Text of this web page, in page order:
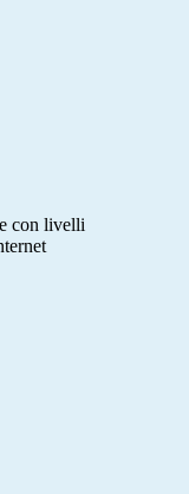
con livelli